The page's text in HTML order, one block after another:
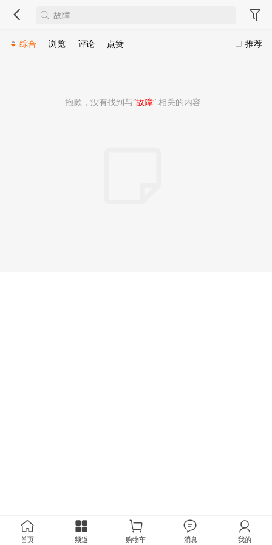
推荐
综合 浏览 评论 点赞
抱歉，没有找到与“故障” 相关的内容
首页 频道 购物车 消息 我的